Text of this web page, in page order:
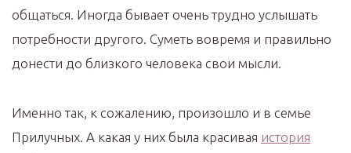
общаться. Иногда бывает очень трудно услышать
потребности другого. Суметь вовремя и правильно
донести до близкого человека свои мысли.
Именно так, к сожалению, произошло и в семье
Прилучных. А какая у них была красивая история